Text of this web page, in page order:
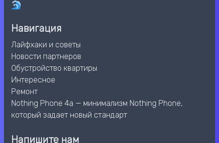
Навигация
Лайфхаки и советы
Новости партнеров
Обустройство квартиры
Интересное
Ремонт
Nothing Phone 4a — минимализм Nothing Phone,
который задает новый стандарт
Напишите нам